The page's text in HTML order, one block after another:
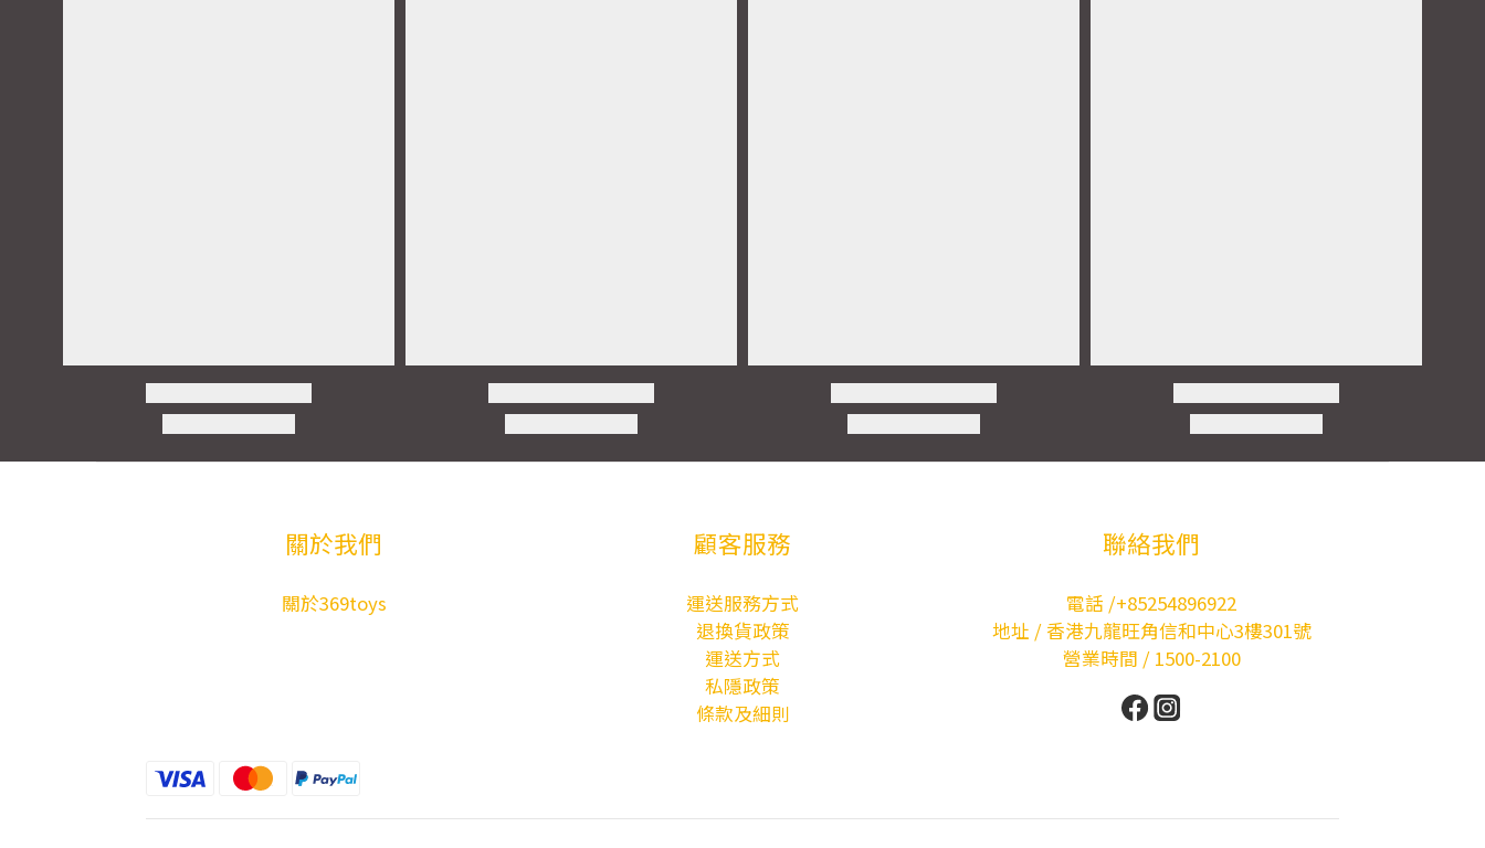
關於我們
關於369toys
顧客服務
運送服務方式
退換貨政策
運送方式
私隱政策
條款及細則
聯絡我們
電話 /+85254896922
地址 / 香港九龍旺角信和中心3樓301號
營業時間 / 1500-2100